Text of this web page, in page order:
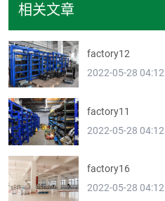
相关文章
factory12
2022-05-28 04:12
factory11
2022-05-28 04:12
factory16
2022-05-28 04:12